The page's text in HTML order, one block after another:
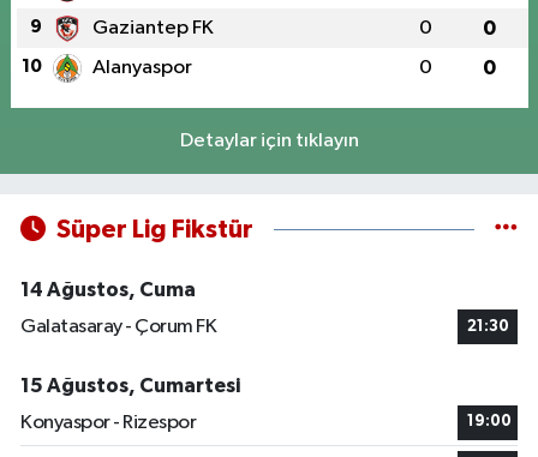
9 Gaziantep FK 0 0
10 Alanyaspor 0 0
Detaylar için tıklayın
Süper Lig Fikstür
14 Ağustos, Cuma
Galatasaray - Çorum FK
21:30
15 Ağustos, Cumartesi
Konyaspor - Rizespor
19:00